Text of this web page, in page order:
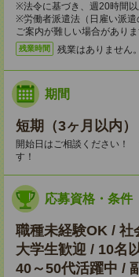
※法令に基づき、週20時間
※労働者派遣法（日雇い派
ご案内が難しい場合があり
残業時間 残業はありません。
期間
短期（3ヶ月以内）
開始日はご相談ください
す！
応募資格・条件
職種未経験OK / 社
大学生歓迎 / 10名
40～50代活躍中 /